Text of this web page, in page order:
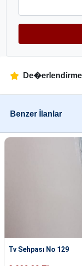
Benzer İlanlar
Tv Sehpası No 129